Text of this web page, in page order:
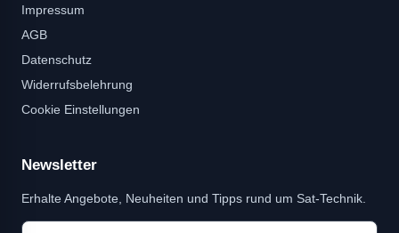
Impressum
AGB
Datenschutz
Widerrufsbelehrung
Cookie Einstellungen
Newsletter
Erhalte Angebote, Neuheiten und Tipps rund um Sat-Technik.